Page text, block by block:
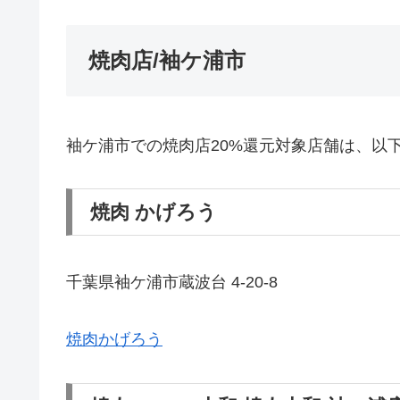
焼肉店/袖ケ浦市
袖ケ浦市での焼肉店20%還元対象店舗は、以
焼肉 かげろう
千葉県袖ケ浦市蔵波台 4-20-8
焼肉かげろう